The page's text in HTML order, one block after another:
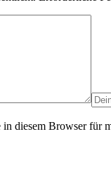
diesem Browser für